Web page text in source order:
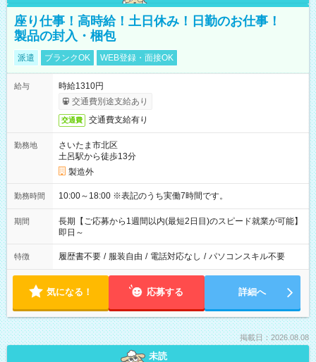
座り仕事！高時給！土日休み！日勤のお仕事！
製品の封入・梱包
派遣 ブランクOK WEB登録・面接OK
給与
時給1310円
交通費別途支給あり
交通費 交通費支給有り
勤務地
さいたま市北区
土呂駅から徒歩13分
製造外
勤務時間 10:00～18:00 ※表記のうち実働7時間です。
期間
長期【ご応募から1週間以内(最短2日目)のスピード就業が可能】
即日～
特徴 履歴書不要 / 服装自由 / 電話対応なし / パソコンスキル不要
気になる！ 応募する 詳細へ
掲載日：2026.08.08
未読